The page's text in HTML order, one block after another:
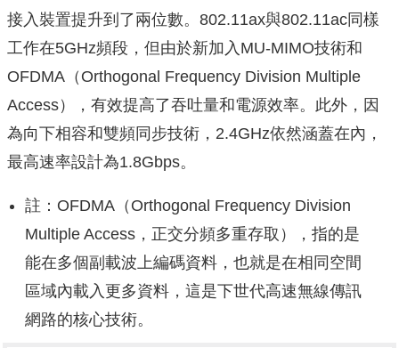
接入裝置提升到了兩位數。802.11ax與802.11ac同樣
工作在5GHz頻段，但由於新加入MU-MIMO技術和
OFDMA（Orthogonal Frequency Division Multiple
Access），有效提高了吞吐量和電源效率。此外，因
為向下相容和雙頻同步技術，2.4GHz依然涵蓋在內，
最高速率設計為1.8Gbps。
註：OFDMA（Orthogonal Frequency Division
Multiple Access，正交分頻多重存取），指的是
能在多個副載波上編碼資料，也就是在相同空間
區域內載入更多資料，這是下世代高速無線傳訊
網路的核心技術。